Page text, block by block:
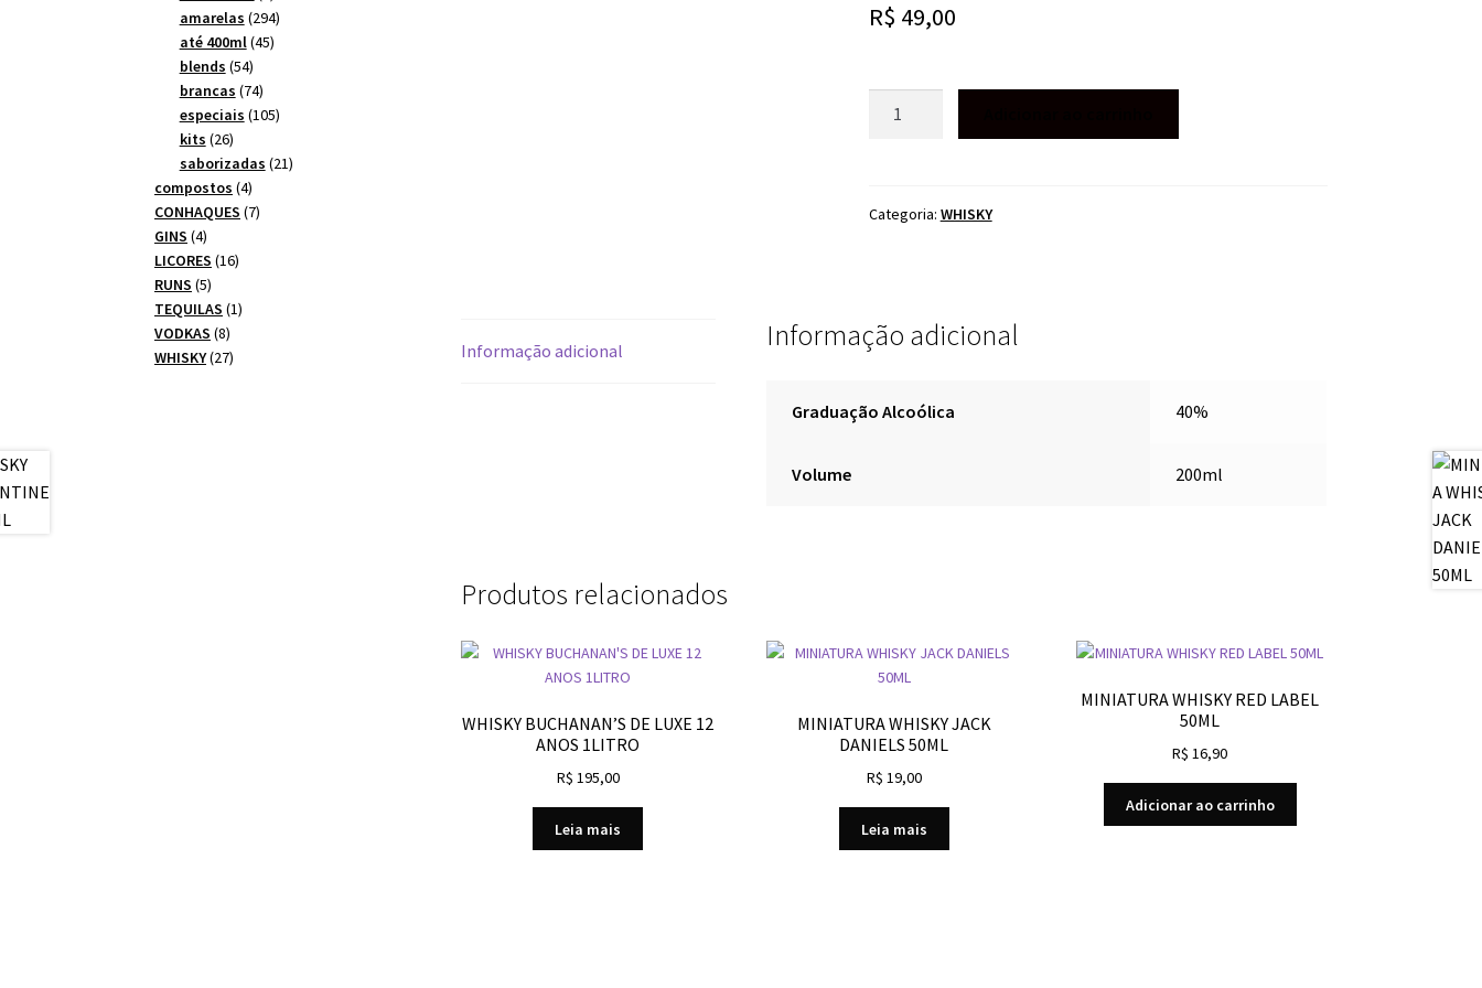
R$ 49,00
quantidade
Categoria: WHISKY
Informação adicional Informação adicional
Graduação Alcoólica 40%
Volume 200ml
Produtos relacionados
WHISKY BUCHANAN’S DE LUXE 12
ANOS 1LITRO
R$ 195,00
Leia mais
MINIATURA WHISKY JACK
DANIELS 50ML
R$ 19,00
Leia mais
MINIATURA WHISKY RED LABEL
50ML
R$ 16,90
Adicionar ao carrinho
produtos
amarelas 294294
até 400ml 4545
blends 5454
produtos
brancas 7474
produtos
especiais 105105
kits 2626
produtos
saborizadas 2121
compostos 44
produtos
CONHAQUES 77
GINS 44
produtos
LICORES 1616
RUNS 55
produtos
TEQUILAS 11
VODKAS 88
produtos
WHISKY 2727